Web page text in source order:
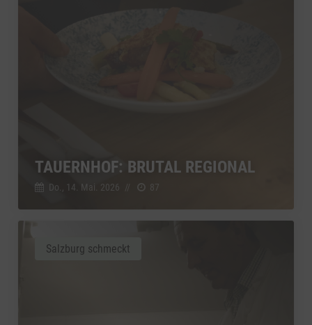
TAUERNHOF: BRUTAL REGIONAL
Do., 14. Mai. 2026 // 87
Salzburg schmeckt